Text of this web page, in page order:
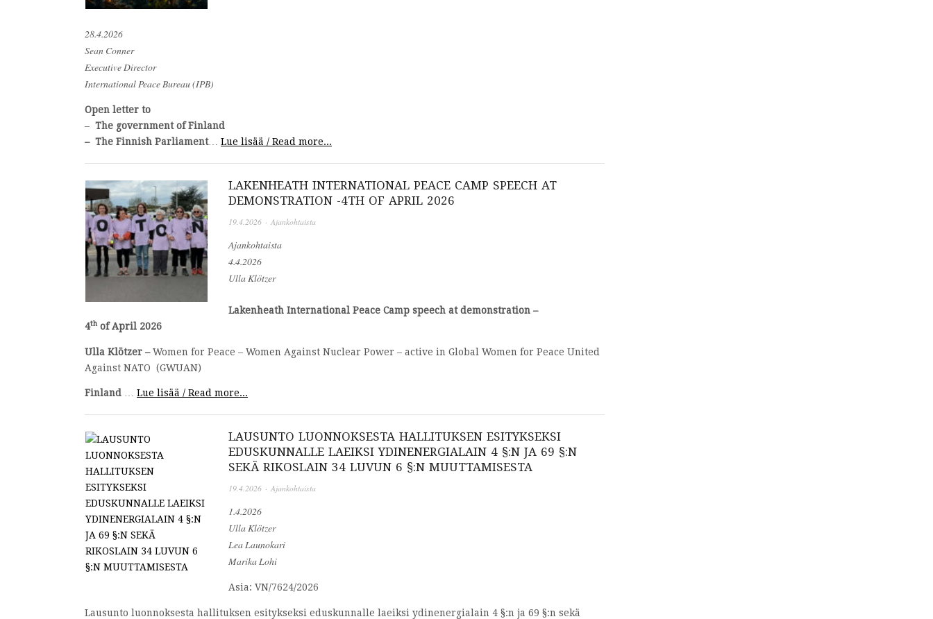
28.4.2026
Sean Conner
Executive Director
International Peace Bureau (IPB)
Open letter to
– The government of Finland
– The Finnish Parliament… Lue lisää / Read more...
LAKENHEATH INTERNATIONAL PEACE CAMP SPEECH AT
DEMONSTRATION -4TH OF APRIL 2026
19.4.2026· Ajankohtaista
Ajankohtaista
4.4.2026
Ulla Klötzer
Lakenheath International Peace Camp speech at demonstration –
4thof April 2026
Ulla Klötzer –Women for Peace – Women Against Nuclear Power – active in Global Women for Peace United
Against NATO (GWUAN)
Finland … Lue lisää / Read more...
LAUSUNTO LUONNOKSESTA HALLITUKSEN ESITYKSEKSI
EDUSKUNNALLE LAEIKSI YDINENERGIALAIN 4 §:N JA 69 §:N
SEKÄ RIKOSLAIN 34 LUVUN 6 §:N MUUTTAMISESTA
19.4.2026· Ajankohtaista
1.4.2026
Ulla Klötzer
Lea Launokari
Marika Lohi
Asia: VN/7624/2026
Lausunto luonnoksesta hallituksen esitykseksi eduskunnalle laeiksi ydinenergialain 4 §:n ja 69 §:n sekä